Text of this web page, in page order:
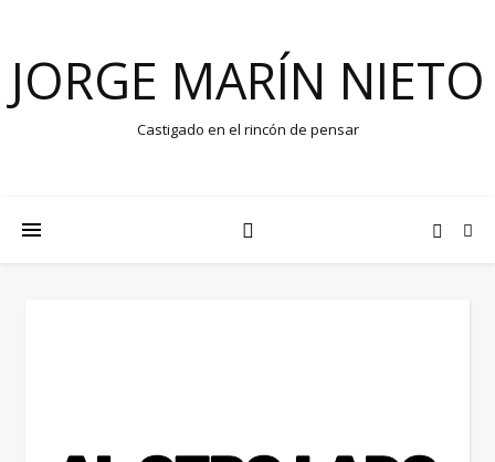
JORGE MARÍN NIETO
Castigado en el rincón de pensar